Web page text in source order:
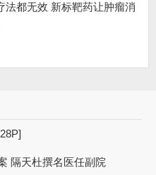
法都无效 新标靶药让肿瘤消
隔天杜撰名医任副院